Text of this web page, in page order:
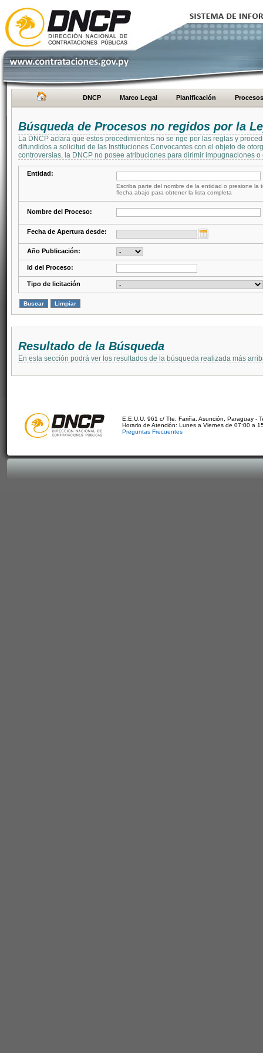
DNCP Marco Legal Planificación Procesos
Búsqueda de Procesos no regidos por la
La DNCP aclara que estos procedimientos no se rige por las reglas y
difundidos a solicitud de las Instituciones Convocantes con el objeto de
controversias, la DNCP no posee atribuciones para dirimir impugnaciones
Entidad:
Escriba parte del nombre de la entidad o presione la
flecha abajo para obtener la lista completa
Nombre del Proceso:
Fecha de Apertura desde:
Año Publicación:
Id del Proceso:
Tipo de licitación
Resultado de la Búsqueda
En esta sección podrá ver los resultados de la búsqueda realizada más
E.E.U.U. 961 c/ Tte. Fariña. Asunción, Paraguay -
Horario de Atención: Lunes a Viernes de 07:00 a
Preguntas Frecuentes